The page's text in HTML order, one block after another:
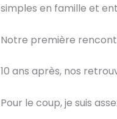
Rechercher
simples en famille et
Notre première
10 ans après, nos
Pour le coup, je suis